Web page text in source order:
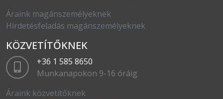
Áraink magánszemélyeknek
Hirdetésfeladás magánszemélyeknek
KÖZVETÍTŐKNEK
+36 1 585 8650
Munkanapokon 9-16 óráig
Áraink közvetítőknek